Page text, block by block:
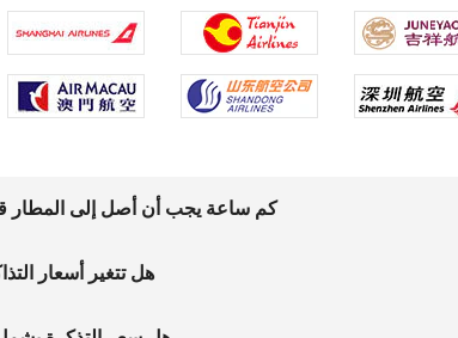
كم ساعة يجب أن أصل إلى المطار
هل تتغير أسعار